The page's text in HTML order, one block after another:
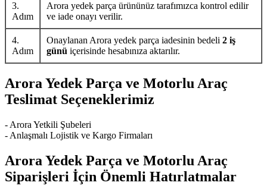
3.
Adım
Arora yedek parça ürününüz tarafımızca kontrol edilir
ve iade onayı verilir.
4.
Adım
Onaylanan Arora yedek parça iadesinin bedeli 2 iş
günü içerisinde hesabınıza aktarılır.
Arora Yedek Parça ve Motorlu Araç
Teslimat Seçeneklerimiz
- Arora Yetkili Şubeleri
- Anlaşmalı Lojistik ve Kargo Firmaları
Arora Yedek Parça ve Motorlu Araç
Siparişleri İçin Önemli Hatırlatmalar